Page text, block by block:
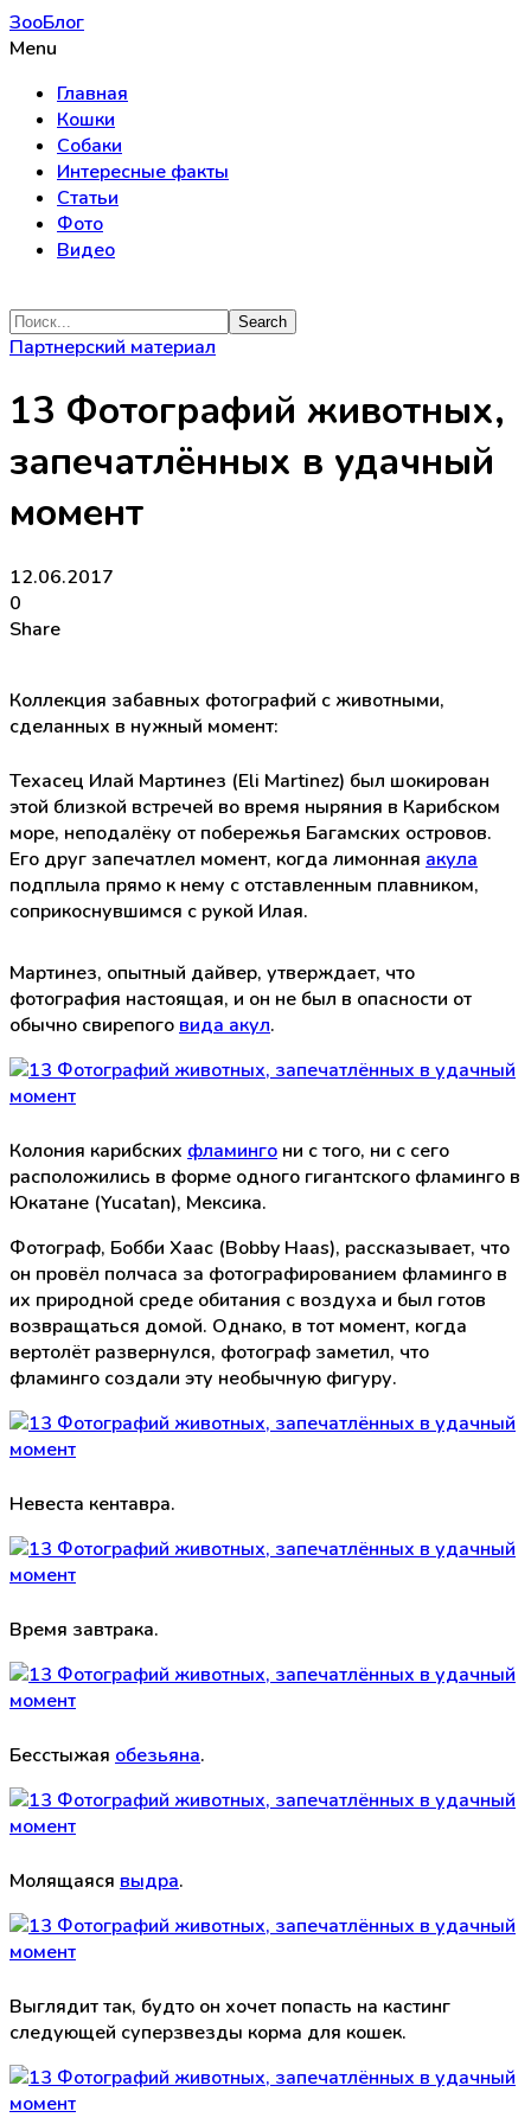
ЗооБлог
Menu
Главная
Кошки
Собаки
Интересные факты
Статьи
Фото
Видео
Партнерский материал
13 Фотографий животных,
запечатлённых в удачный
момент
12.06.2017
0
Share
Коллекция забавных фотографий с животными,
сделанных в нужный момент:
Техасец Илай Мартинез (Eli Martinez) был шокирован
этой близкой встречей во время ныряния в Карибском
море, неподалёку от побережья Багамских островов.
Его друг запечатлел момент, когда лимонная акула
подплыла прямо к нему с отставленным плавником,
соприкоснувшимся с рукой Илая.
Мартинез, опытный дайвер, утверждает, что
фотография настоящая, и он не был в опасности от
обычно свирепого вида акул.
Колония карибских фламинго ни с того, ни с сего
расположились в форме одного гигантского фламинго в
Юкатане (Yucatan), Мексика.
Фотограф, Бобби Хаас (Bobby Haas), рассказывает, что
он провёл полчаса за фотографированием фламинго в
их природной среде обитания с воздуха и был готов
возвращаться домой. Однако, в тот момент, когда
вертолёт развернулся, фотограф заметил, что
фламинго создали эту необычную фигуру.
Невеста кентавра.
Время завтрака.
Бесстыжая обезьяна.
Молящаяся выдра.
Выглядит так, будто он хочет попасть на кастинг
следующей суперзвезды корма для кошек.